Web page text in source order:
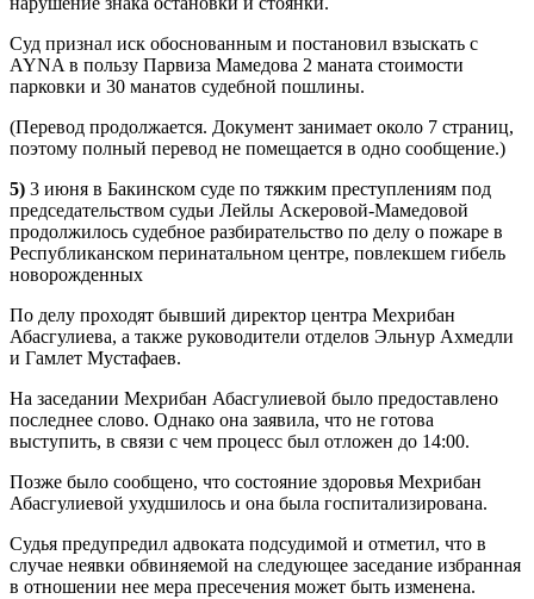
Суд признал иск обоснованным и постановил взыскать с
AYNA в пользу Парвиза Мамедова 2 маната стоимости
парковки и 30 манатов судебной пошлины.
(Перевод продолжается. Документ занимает около 7 страниц,
поэтому полный перевод не помещается в одно сообщение.)
5) 3 июня в Бакинском суде по тяжким преступлениям под
председательством судьи Лейлы Аскеровой-Мамедовой
продолжилось судебное разбирательство по делу о пожаре в
Республиканском перинатальном центре, повлекшем гибель
новорожденных
По делу проходят бывший директор центра Мехрибан
Абасгулиева, а также руководители отделов Эльнур Ахмедли
и Гамлет Мустафаев.
На заседании Мехрибан Абасгулиевой было предоставлено
последнее слово. Однако она заявила, что не готова
выступить, в связи с чем процесс был отложен до 14:00.
Позже было сообщено, что состояние здоровья Мехрибан
Абасгулиевой ухудшилось и она была госпитализирована.
Судья предупредил адвоката подсудимой и отметил, что в
случае неявки обвиняемой на следующее заседание избранная
в отношении нее мера пресечения может быть изменена.